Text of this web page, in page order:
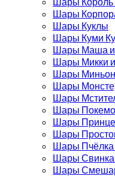
Шары
Шары Куклы
Шары Куми
Шары Маша и
Шары Микки
Шары
Шары
Шары
Шары
Шары
Шары
Шары
Шары
Шары